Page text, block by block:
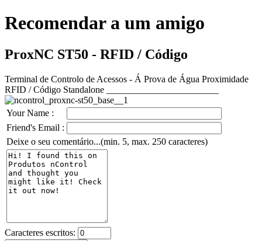
Recomendar a um amigo
ProxNC ST50 - RFID / Código
Terminal de Controlo de Acessos - Á Prova de Água Proximidade
RFID / Código Standalone ________________________
Your Name :
Friend's Email :
Deixe o seu comentário...(min. 5, max. 250 caracteres)
Caracteres escritos: